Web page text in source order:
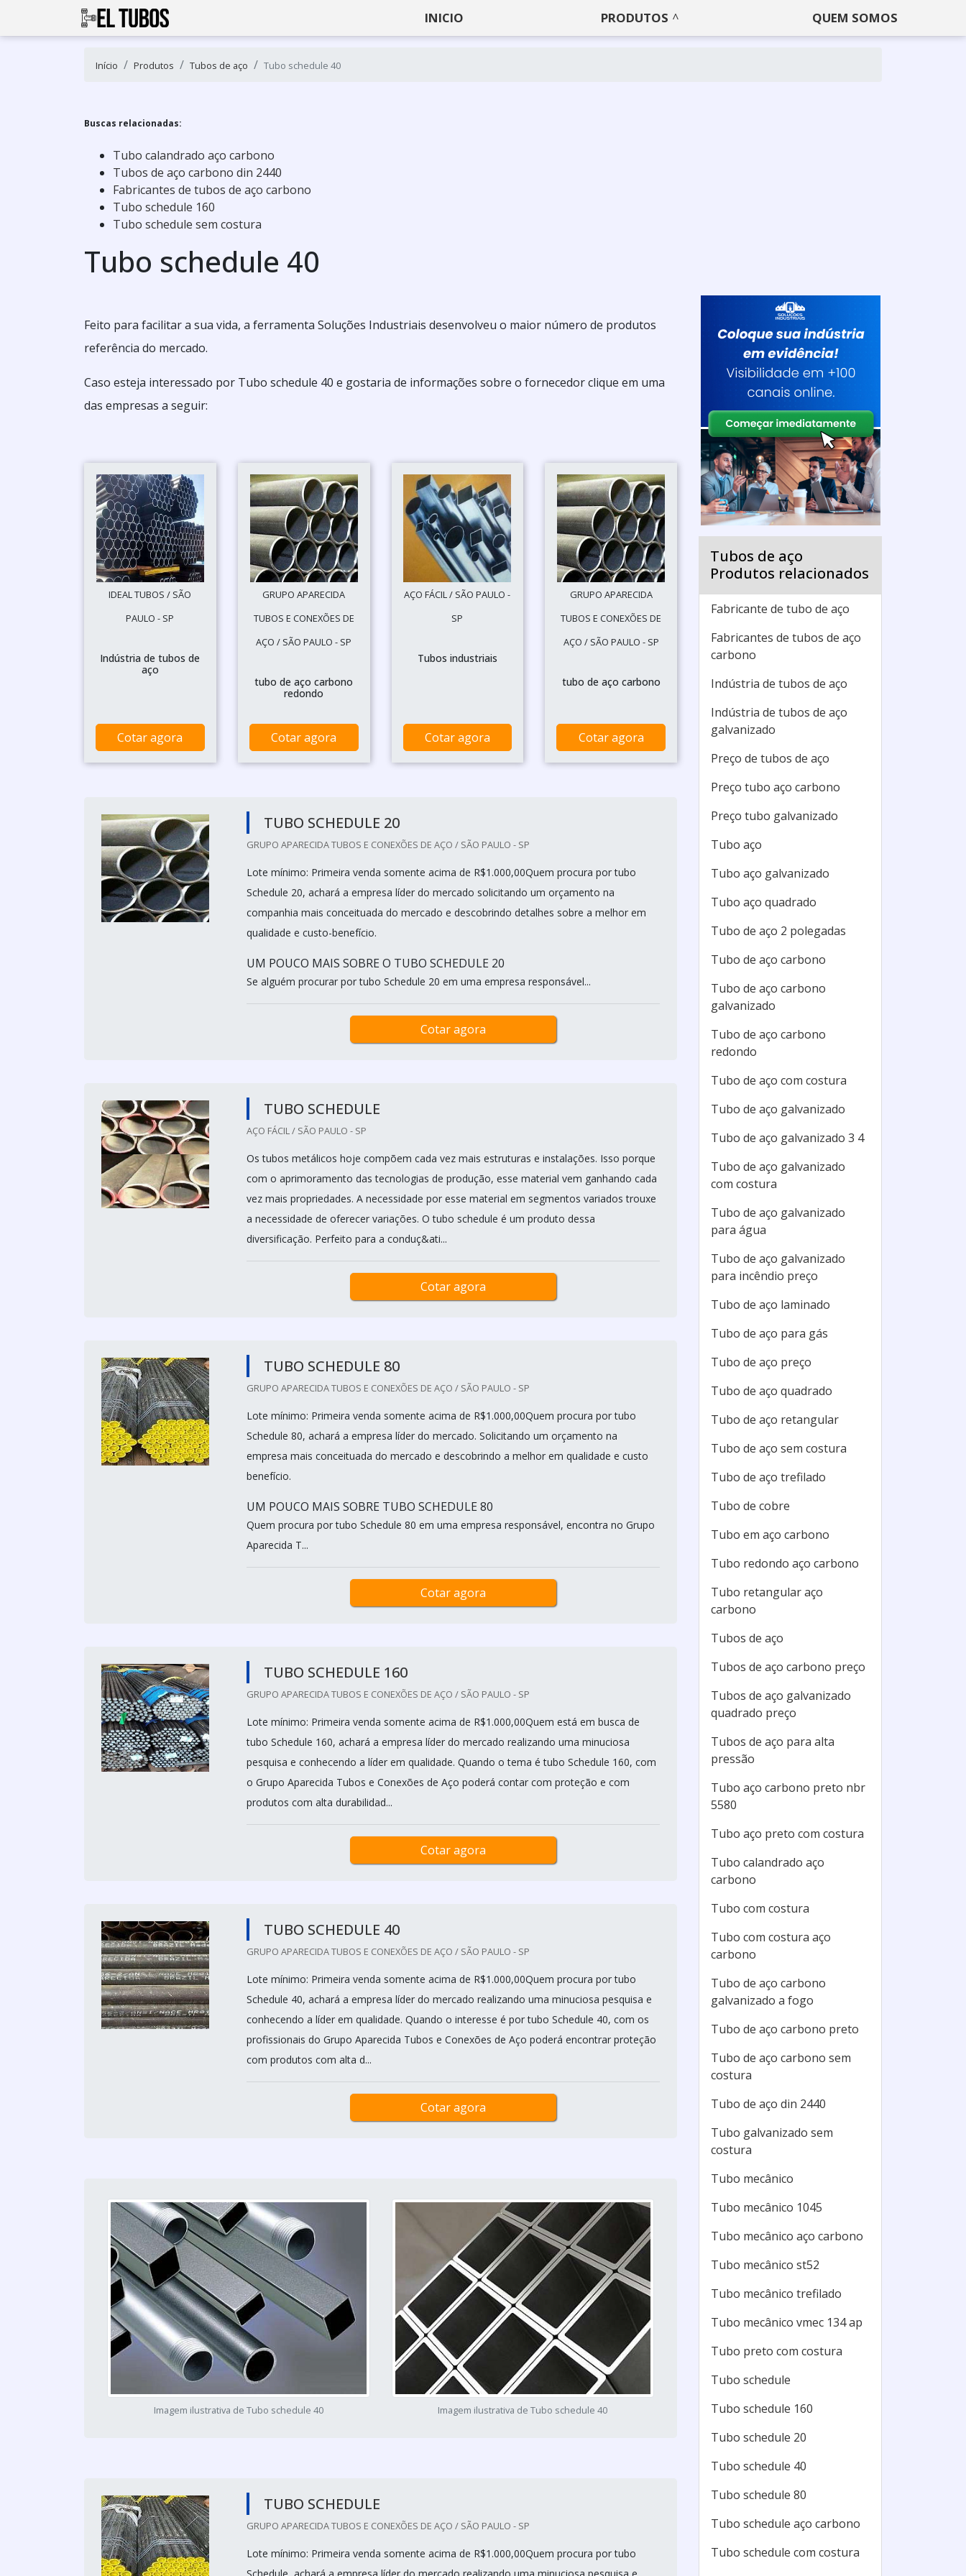
INICIO PRODUTOS QUEM SOMOS
Início Produtos Tubos de aço Tubo schedule 40
Buscas relacionadas:
Tubo calandrado aço carbono
Tubos de aço carbono din 2440
Fabricantes de tubos de aço carbono
Tubo schedule 160
Tubo schedule sem costura
Tubo schedule 40
Feito para facilitar a sua vida, a ferramenta Soluções Industriais desenvolveu o maior número de produtos
referência do mercado.
Caso esteja interessado por Tubo schedule 40 e gostaria de informações sobre o fornecedor clique em uma
das empresas a seguir:
IDEAL TUBOS / SÃO
PAULO - SP
Indústria de tubos de
aço
Cotar agora
GRUPO APARECIDA
TUBOS E CONEXÕES DE
AÇO / SÃO PAULO - SP
tubo de aço carbono
redondo
Cotar agora
AÇO FÁCIL / SÃO PAULO -
SP
Tubos industriais
Cotar agora
GRUPO APARECIDA
TUBOS E CONEXÕES DE
AÇO / SÃO PAULO - SP
tubo de aço carbono
Cotar agora
TUBO SCHEDULE 20
GRUPO APARECIDA TUBOS E CONEXÕES DE AÇO / SÃO PAULO - SP
Lote mínimo: Primeira venda somente acima de R$1.000,00Quem procura por tubo
Schedule 20, achará a empresa líder do mercado solicitando um orçamento na
companhia mais conceituada do mercado e descobrindo detalhes sobre a melhor em
qualidade e custo-benefício.
UM POUCO MAIS SOBRE O TUBO SCHEDULE 20
Se alguém procurar por tubo Schedule 20 em uma empresa responsável...
Cotar agora
TUBO SCHEDULE
AÇO FÁCIL / SÃO PAULO - SP
Os tubos metálicos hoje compõem cada vez mais estruturas e instalações. Isso porque
com o aprimoramento das tecnologias de produção, esse material vem ganhando cada
vez mais propriedades. A necessidade por esse material em segmentos variados trouxe
a necessidade de oferecer variações. O tubo schedule é um produto dessa
diversificação. Perfeito para a conduç&ati...
Cotar agora
TUBO SCHEDULE 80
GRUPO APARECIDA TUBOS E CONEXÕES DE AÇO / SÃO PAULO - SP
Lote mínimo: Primeira venda somente acima de R$1.000,00Quem procura por tubo
Schedule 80, achará a empresa líder do mercado. Solicitando um orçamento na
empresa mais conceituada do mercado e descobrindo a melhor em qualidade e custo
benefício.
UM POUCO MAIS SOBRE TUBO SCHEDULE 80
Quem procura por tubo Schedule 80 em uma empresa responsável, encontra no Grupo
Aparecida T...
Cotar agora
TUBO SCHEDULE 160
GRUPO APARECIDA TUBOS E CONEXÕES DE AÇO / SÃO PAULO - SP
Lote mínimo: Primeira venda somente acima de R$1.000,00Quem está em busca de
tubo Schedule 160, achará a empresa líder do mercado realizando uma minuciosa
pesquisa e conhecendo a líder em qualidade. Quando o tema é tubo Schedule 160, com
o Grupo Aparecida Tubos e Conexões de Aço poderá contar com proteção e com
produtos com alta durabilidad...
Cotar agora
TUBO SCHEDULE 40
GRUPO APARECIDA TUBOS E CONEXÕES DE AÇO / SÃO PAULO - SP
Lote mínimo: Primeira venda somente acima de R$1.000,00Quem procura por tubo
Schedule 40, achará a empresa líder do mercado realizando uma minuciosa pesquisa e
conhecendo a líder em qualidade. Quando o interesse é por tubo Schedule 40, com os
profissionais do Grupo Aparecida Tubos e Conexões de Aço poderá encontrar proteção
com produtos com alta d...
Cotar agora
Imagem ilustrativa de Tubo schedule 40 Imagem ilustrativa de Tubo schedule 40
TUBO SCHEDULE
GRUPO APARECIDA TUBOS E CONEXÕES DE AÇO / SÃO PAULO - SP
Lote mínimo: Primeira venda somente acima de R$1.000,00Quem procura por tubo
Schedule, achará a empresa líder do mercado realizando uma minuciosa pesquisa e
Tubos de aço
Produtos relacionados
Fabricante de tubo de aço
Fabricantes de tubos de aço
carbono
Indústria de tubos de aço
Indústria de tubos de aço
galvanizado
Preço de tubos de aço
Preço tubo aço carbono
Preço tubo galvanizado
Tubo aço
Tubo aço galvanizado
Tubo aço quadrado
Tubo de aço 2 polegadas
Tubo de aço carbono
Tubo de aço carbono
galvanizado
Tubo de aço carbono
redondo
Tubo de aço com costura
Tubo de aço galvanizado
Tubo de aço galvanizado 3 4
Tubo de aço galvanizado
com costura
Tubo de aço galvanizado
para água
Tubo de aço galvanizado
para incêndio preço
Tubo de aço laminado
Tubo de aço para gás
Tubo de aço preço
Tubo de aço quadrado
Tubo de aço retangular
Tubo de aço sem costura
Tubo de aço trefilado
Tubo de cobre
Tubo em aço carbono
Tubo redondo aço carbono
Tubo retangular aço
carbono
Tubos de aço
Tubos de aço carbono preço
Tubos de aço galvanizado
quadrado preço
Tubos de aço para alta
pressão
Tubo aço carbono preto nbr
5580
Tubo aço preto com costura
Tubo calandrado aço
carbono
Tubo com costura
Tubo com costura aço
carbono
Tubo de aço carbono
galvanizado a fogo
Tubo de aço carbono preto
Tubo de aço carbono sem
costura
Tubo de aço din 2440
Tubo galvanizado sem
costura
Tubo mecânico
Tubo mecânico 1045
Tubo mecânico aço carbono
Tubo mecânico st52
Tubo mecânico trefilado
Tubo mecânico vmec 134 ap
Tubo preto com costura
Tubo schedule
Tubo schedule 160
Tubo schedule 20
Tubo schedule 40
Tubo schedule 80
Tubo schedule aço carbono
Tubo schedule com costura